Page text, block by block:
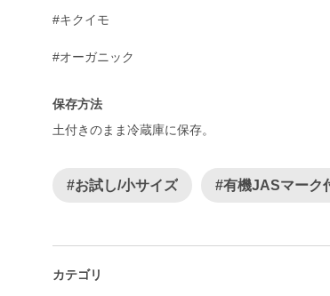
#キクイモ
#オーガニック
保存方法
#お試し/小サイズ #有機JASマーク
カテゴリ